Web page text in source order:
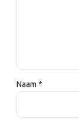
Naam *